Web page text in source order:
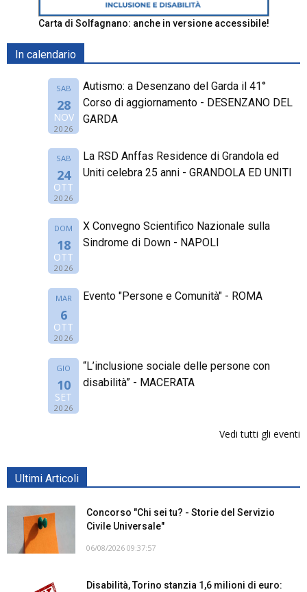
Carta di Solfagnano: anche in versione accessibile!
In calendario
SAB
28
NOV
2026
Autismo: a Desenzano del Garda il 41°
Corso di aggiornamento - DESENZANO DEL
GARDA
SAB
24
OTT
2026
La RSD Anffas Residence di Grandola ed
Uniti celebra 25 anni - GRANDOLA ED UNITI
DOM
18
OTT
2026
X Convegno Scientifico Nazionale sulla
Sindrome di Down - NAPOLI
MAR
6
OTT
2026
Evento "Persone e Comunità" - ROMA
GIO
10
SET
2026
“L’inclusione sociale delle persone con
disabilità” - MACERATA
Vedi tutti gli eventi
Ultimi Articoli
Concorso "Chi sei tu? - Storie del Servizio
Civile Universale"
06/08/2026 09:37:57
Disabilità, Torino stanzia 1,6 milioni di euro: